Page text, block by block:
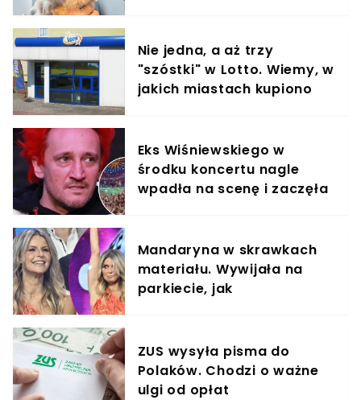
Nie jedna, a aż trzy
"szóstki" w Lotto. Wiemy, w
jakich miastach kupiono
Eks Wiśniewskiego w
środku koncertu nagle
wpadła na scenę i zaczęła
Mandaryna w skrawkach
materiału. Wywijała na
parkiecie, jak
ZUS wysyła pisma do
Polaków. Chodzi o ważne
ulgi od opłat